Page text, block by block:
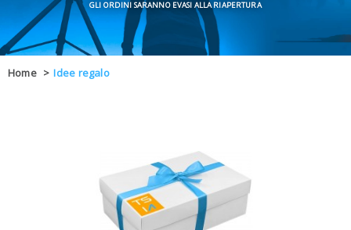
MARCHI
OFFERTE
CHIUSI PER
GLI ORDINI SARANNO EVASI
Home > Idee regalo